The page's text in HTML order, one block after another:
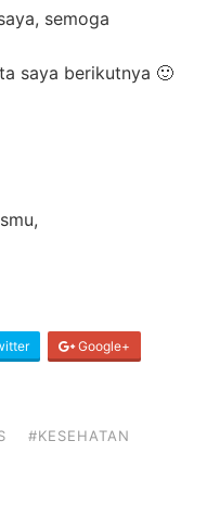
semoga
saya berikutnya 🙂
Google+
#KESEHATAN